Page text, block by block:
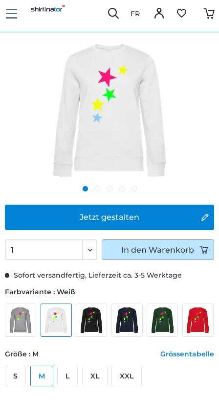
FR
Jetzt gestalten
Sofort versandfertig, Lieferzeit ca. 3-5 Werktage
Farbvariante : Weiß
Größe : M Grössentabelle
S M L XL XXL
In den Warenkorb